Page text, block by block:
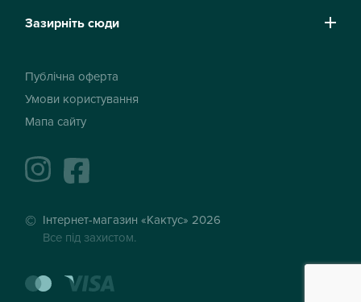
Зазирніть сюди
Публічна оферта
Умови користування
Мапа сайту
instagramfacebook
Інтернет-магазин «Кактус» 2026
Все під захистом.
mastercard